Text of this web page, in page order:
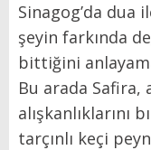
Sinagog’da dua
şeyin farkında
bittiğini
Bu arada Safira,
alışkanlıklarını
tarçınlı keçi